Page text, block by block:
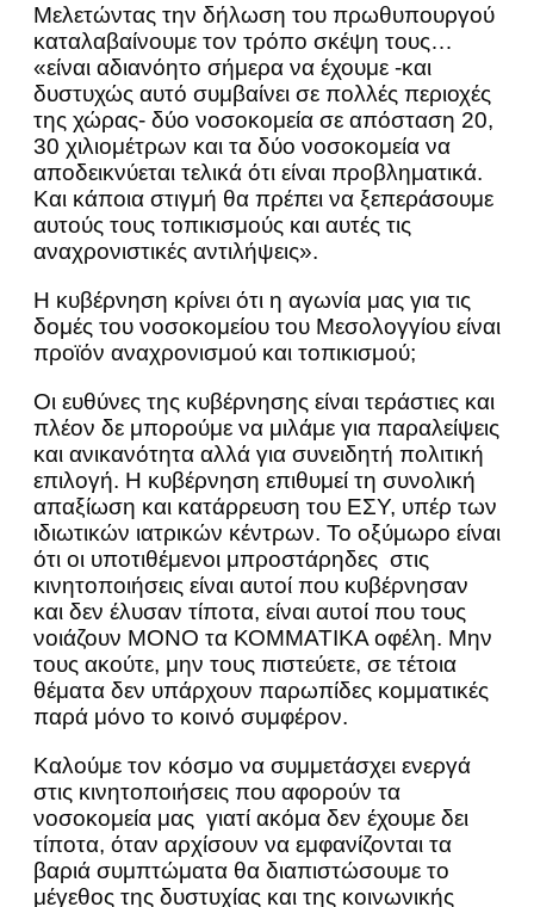
Μελετώντας την δήλωση του πρωθυπουργού
καταλαβαίνουμε τον τρόπο σκέψη τους…
«είναι αδιανόητο σήμερα να έχουμε -και
δυστυχώς αυτό συμβαίνει σε πολλές περιοχές
της χώρας- δύο νοσοκομεία σε απόσταση 20,
30 χιλιομέτρων και τα δύο νοσοκομεία να
αποδεικνύεται τελικά ότι είναι προβληματικά.
Και κάποια στιγμή θα πρέπει να ξεπεράσουμε
αυτούς τους τοπικισμούς και αυτές τις
αναχρονιστικές αντιλήψεις».
Η κυβέρνηση κρίνει ότι η αγωνία μας για τις
δομές του νοσοκομείου του Μεσολογγίου είναι
προϊόν αναχρονισμού και τοπικισμού;
Οι ευθύνες της κυβέρνησης είναι τεράστιες και
πλέον δε μπορούμε να μιλάμε για παραλείψεις
και ανικανότητα αλλά για συνειδητή πολιτική
επιλογή. Η κυβέρνηση επιθυμεί τη συνολική
απαξίωση και κατάρρευση του ΕΣΥ, υπέρ των
ιδιωτικών ιατρικών κέντρων. Το οξύμωρο είναι
ότι οι υποτιθέμενοι μπροστάρηδες στις
κινητοποιήσεις είναι αυτοί που κυβέρνησαν
και δεν έλυσαν τίποτα, είναι αυτοί που τους
νοιάζουν ΜΟΝΟ τα ΚΟΜΜΑΤΙΚΑ οφέλη. Μην
τους ακούτε, μην τους πιστεύετε, σε τέτοια
θέματα δεν υπάρχουν παρωπίδες κομματικές
παρά μόνο το κοινό συμφέρον.
Καλούμε τον κόσμο να συμμετάσχει ενεργά
στις κινητοποιήσεις που αφορούν τα
νοσοκομεία μας γιατί ακόμα δεν έχουμε δει
τίποτα, όταν αρχίσουν να εμφανίζονται τα
βαριά συμπτώματα θα διαπιστώσουμε το
μέγεθος της δυστυχίας και της κοινωνικής